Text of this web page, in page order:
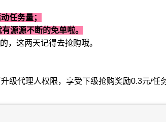
任务量；
源源不断的免单啦。
，这两天记得去抢购哦。
级代理人权限，享受下级抢购奖励0.3元/任务